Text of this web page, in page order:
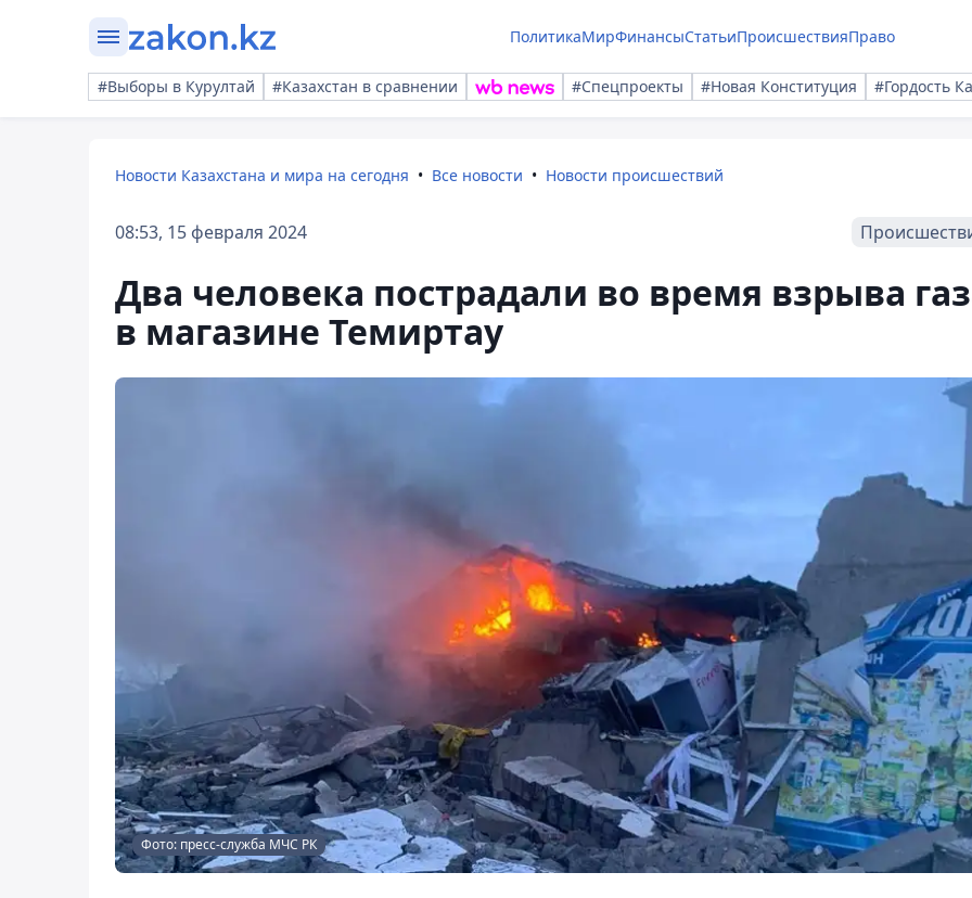
ПолитикаМирФинансыСтатьиПроисшествияПраво
#Выборы в Курултай #Казахстан в сравнении #Спецпроекты #Новая Конституция #Гордость
Новости Казахстана и мира на сегодня Все новости Новости происшествий
08:53, 15 февраля 2024
Два человека пострадали во время взрыва
в магазине Темиртау
Фото: пресс-служба МЧС РК